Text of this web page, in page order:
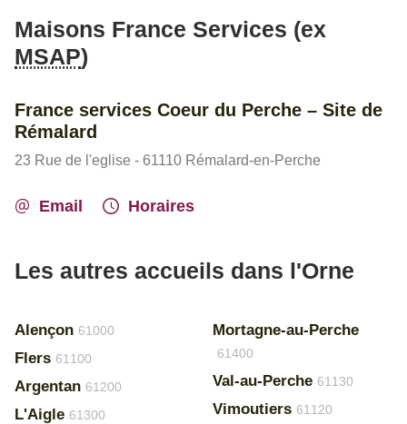
Maisons France Services (ex
MSAP)
France services Coeur du Perche – Site de
Rémalard
23 Rue de l'eglise - 61110 Rémalard-en-Perche
Email Horaires
Les autres accueils dans l'Orne
Alençon 61000
Flers 61100
Argentan 61200
L'Aigle 61300
Mortagne-au-Perche
61400
Val-au-Perche 61130
Vimoutiers 61120